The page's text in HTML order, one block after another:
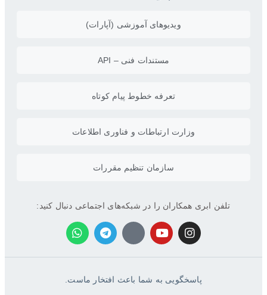
ویدیو‌های آموزشی (آپارات)
مستندات فنی – API
تعرفه خطوط پیام کوتاه
وزارت ارتباطات و فناوری اطلاعات
سازمان تنظیم مقررات
تلفن ابری همکاران را در شبکه‌های اجتماعی دنبال کنید:
پاسخگویی به شما باعث افتخار ماست.